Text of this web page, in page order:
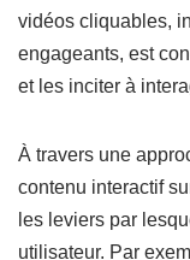
vidéos cliquables,
engageants, est
et les inciter à
À travers une
contenu interactif
les leviers par
utilisateur. Par